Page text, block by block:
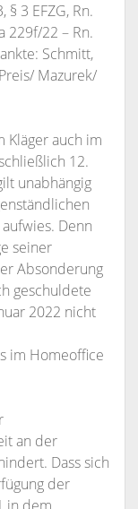
§ 3 EFZG, Rn.
229f/22 – Rn.
Schmitt,
Mazurek/
auch im
12.
unabhängig
Denn
seiner
Absonderung
geschuldete
2022 nicht
im Homeoffice
an der
Dass sich
der